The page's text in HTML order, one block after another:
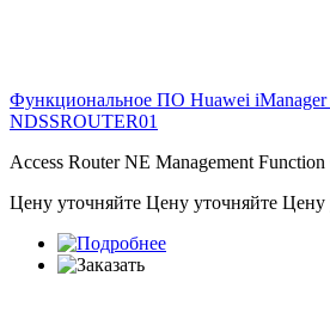
Функциональное ПО Huawei iManager
NDSSROUTER01
Access Router NE Management
Цену уточняйте Цену уточняйте Цену